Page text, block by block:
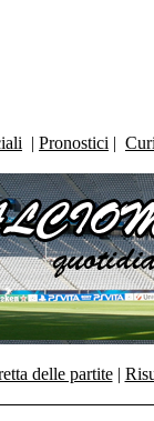
| Pronostici |
delle partite|